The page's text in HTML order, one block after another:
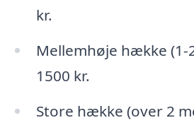
kr.
Mellemhøje hække (1-
1500 kr.
Store hække (over 2